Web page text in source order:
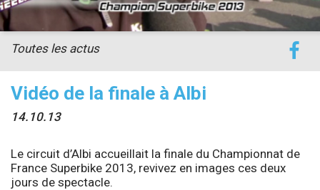
Vidéo de la finale à Albi
14.10.13
Toutes les actus
Le circuit d’Albi accueillait la finale du Championnat de
France Superbike 2013, revivez en images ces deux
jours de spectacle.